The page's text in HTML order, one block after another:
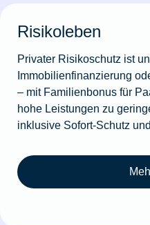
Risikoleben
Privater Risikoschutz ist
Immobilienfinanzierung
– mit Familienbonus für
hohe Leistungen zu
inklusive Sofort-Schutz